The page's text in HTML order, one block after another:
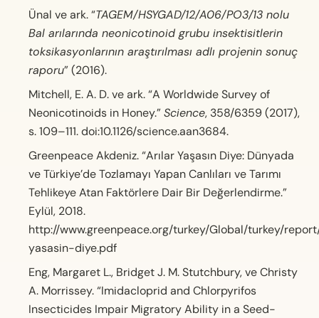
Ünal ve ark. “TAGEM/HSYGAD/12/A06/PO3/13 nolu
Bal arılarında neonicotinoid grubu insektisitlerin
toksikasyonlarının araştırılması adlı projenin sonuç
raporu” (2016).
Mitchell, E. A. D. ve ark. “A Worldwide Survey of
Neonicotinoids in Honey.”Science, 358/6359 (2017),
s. 109–111. doi:10.1126/science.aan3684.
Greenpeace Akdeniz. “Arılar Yaşasın Diye: Dünyada
ve Türkiye’de Tozlamayı Yapan Canlıları ve Tarımı
Tehlikeye Atan Faktörlere Dair Bir Değerlendirme.”
Eylül, 2018.
http://www.greenpeace.org/turkey/Global/turkey/
yasasin-diye.pdf
Eng, Margaret L., Bridget J. M. Stutchbury, ve Christy
A. Morrissey. “Imidacloprid and Chlorpyrifos
Insecticides Impair Migratory Ability in a Seed-